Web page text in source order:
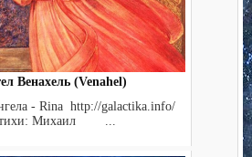
Венахель (Venahel)
- Rina http://galactika.info/
Михаил ...